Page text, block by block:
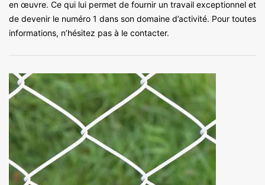
en œuvre. Ce qui lui permet de fournir un travail exceptionnel et
de devenir le numéro 1 dans son domaine d’activité. Pour toutes
informations, n’hésitez pas à le contacter.